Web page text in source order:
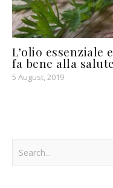
L’olio essenziale
fa bene alla salute
5 August, 2019